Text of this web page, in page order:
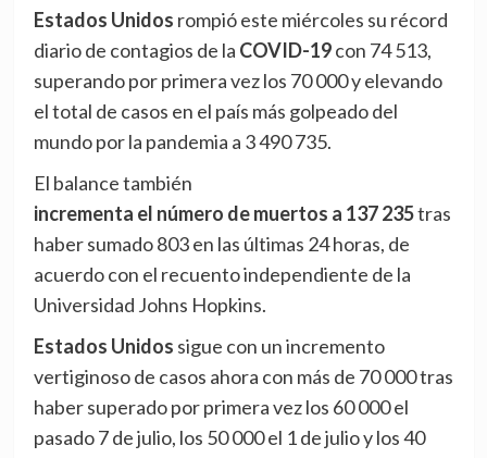
Estados Unidos rompió este miércoles su récord
diario de contagios de la COVID-19con 74 513,
superando por primera vez los 70 000 y elevando
el total de casos en el país más golpeado del
mundo por la pandemia a 3 490 735.
El balance también
incrementa el número de muertos a 137 235tras
haber sumado 803 en las últimas 24 horas, de
acuerdo con el recuento independiente de la
Universidad Johns Hopkins.
Estados Unidos sigue con un incremento
vertiginoso de casos ahora con más de 70 000 tras
haber superado por primera vez los 60 000 el
pasado 7 de julio, los 50 000 el 1 de julio y los 40